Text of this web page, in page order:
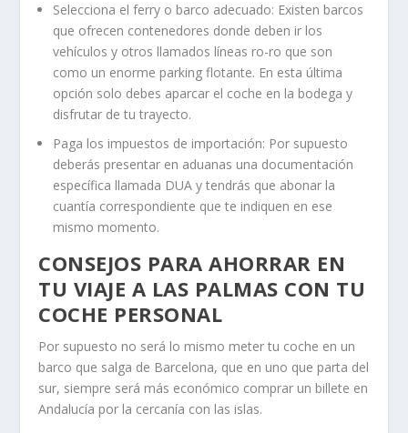
Selecciona el ferry o barco adecuado: Existen barcos
que ofrecen contenedores donde deben ir los
vehículos y otros llamados líneas ro-ro que son
como un enorme parking flotante. En esta última
opción solo debes aparcar el coche en la bodega y
disfrutar de tu trayecto.
Paga los impuestos de importación: Por supuesto
deberás presentar en aduanas una documentación
específica llamada DUA y tendrás que abonar la
cuantía correspondiente que te indiquen en ese
mismo momento.
CONSEJOS PARA AHORRAR EN
TU VIAJE A LAS PALMAS CON TU
COCHE PERSONAL
Por supuesto no será lo mismo meter tu coche en un
barco que salga de Barcelona, que en uno que parta del
sur, siempre será más económico comprar un billete en
Andalucía por la cercanía con las islas.